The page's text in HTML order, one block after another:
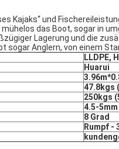
Kajaks“ und
das Boot, sogar in
Lagerung und die
sogar Anglern, von einem
LLDPE,
Huarui
47.8kgs
250kgs
4.5-5mm
8 Grad
Rumpf -